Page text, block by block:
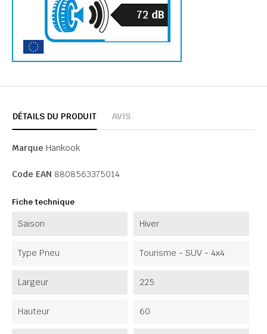
72 dB
DÉTAILS DU PRODUIT AVIS
Marque Hankook
Code EAN 8808563375014
Fiche technique
Saison Hiver
Type Pneu Tourisme - SUV - 4x4
Largeur 225
Hauteur 60